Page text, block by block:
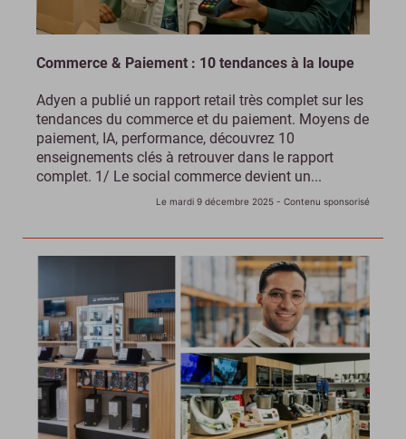
Commerce & Paiement : 10 tendances à la loupe
Adyen a publié un rapport retail très complet sur les
tendances du commerce et du paiement. Moyens de
paiement, IA, performance, découvrez 10
enseignements clés à retrouver dans le rapport
complet. 1/ Le social commerce devient un...
Le mardi 9 décembre 2025 - Contenu sponsorisé